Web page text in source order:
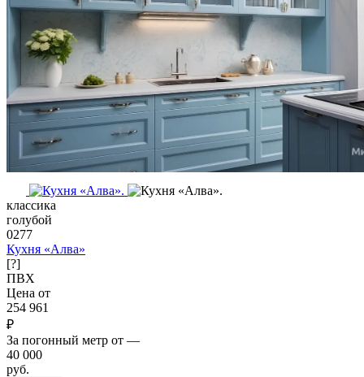
классика
голубой
0277
Кухня «Алва»
[?]
ПВХ
Цена от
254 961
₽
За погонный метр от —
40 000
руб.